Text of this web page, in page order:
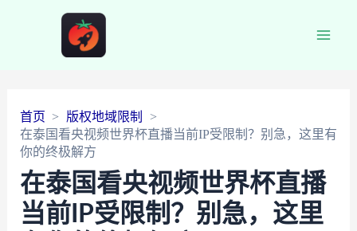
首页
版权地域限制
在泰国看央视频世界杯直播当前IP受限制？别急，这里有
你的终极解方
在泰国看央视频世界杯直播
当前IP受限制？别急，这里